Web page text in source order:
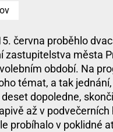
června proběhlo
zastupitelstva města
období. Na
témat, a tak
dopoledne,
až v podvečerních
probíhalo v poklidné